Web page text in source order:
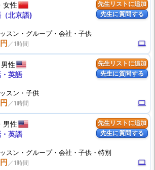
先生リストに追加
先生に質問する
女性
computer
北京語)
スン ・グループ・会社・子供
先生リストに追加
先生に質問する
男性
computer
英語
スン ・子供
先生リストに追加
先生に質問する
男性
computer
英語
スン ・グループ・会社・子供・特別